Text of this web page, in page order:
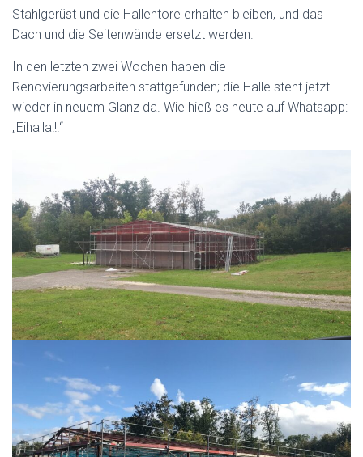
Stahlgerüst und die Hallentore erhalten bleiben, und das
Dach und die Seitenwände ersetzt werden.
In den letzten zwei Wochen haben die
Renovierungsarbeiten stattgefunden; die Halle steht jetzt
wieder in neuem Glanz da. Wie hieß es heute auf Whatsapp:
„Eihalla!!!“